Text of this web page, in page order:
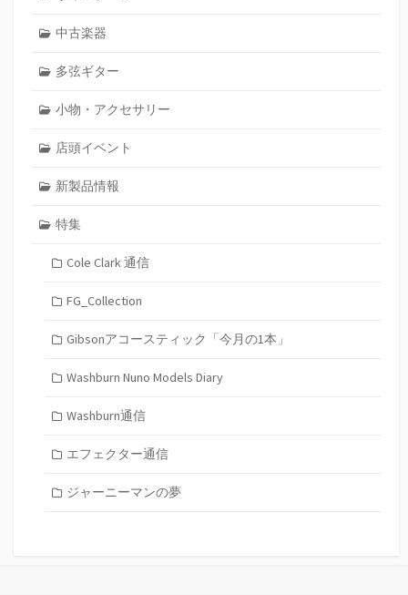
中古楽器
多弦ギター
小物・アクセサリー
店頭イベント
新製品情報
特集
Cole Clark 通信
FG_Collection
Gibsonアコースティック「今月の1本」
Washburn Nuno Models Diary
Washburn通信
エフェクター通信
ジャーニーマンの夢